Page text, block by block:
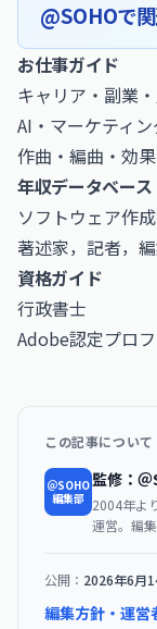
@SOHOで
お仕事ガイド
キャリア・副業
AI・マーケティ
作曲・編曲・効
年収データベース
ソフトウェア作
著述家，記者，
資格ガイド
行政書士
Adobe認定プロ
この記事について
＠SOHO
編集部
監修：
2004年よ
運営。編
公開： 2026年6月
編集方針・運営